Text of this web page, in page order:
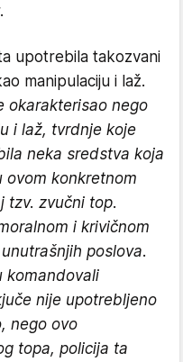
upotrebila takozvani
manipulaciju i laž.
okarakterisao nego
i laž, tvrdnje koje
neka sredstva koja
ovom konkretnom
tzv. zvučni top.
i krivičnom
poslova.
komandovali
nije upotrebljeno
nego ovo
topa, policija ta